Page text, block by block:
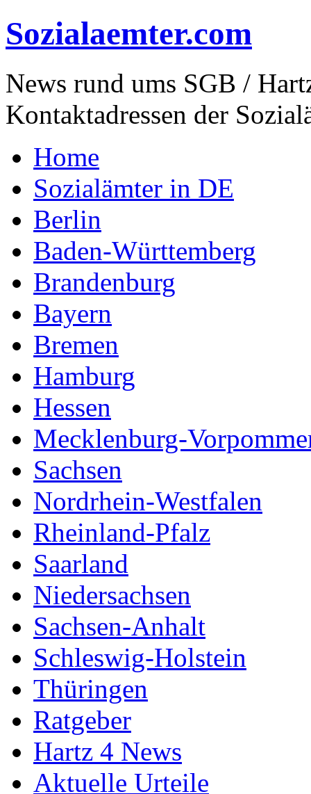
Sozialaemter.com
News rund ums SGB /
Kontaktadressen der
Home
Sozialämter in DE
Berlin
Baden-Württemberg
Brandenburg
Bayern
Bremen
Hamburg
Hessen
Mecklenburg-
Sachsen
Nordrhein-Westfalen
Rheinland-Pfalz
Saarland
Niedersachsen
Sachsen-Anhalt
Schleswig-Holstein
Thüringen
Ratgeber
Hartz 4 News
Aktuelle Urteile